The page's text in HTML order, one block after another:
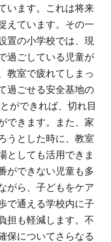
います。これは将来
えています。その一
置の小学校では、現
過ごしている児童が
教室で疲れてしまっ
過ごせる安全基地の
ができれば、切れ目
できます。また、家
うとした時に、教室
としても活用できま
ができない児童も多
がら、子どもをケア
で通える学校内に子
担も軽減します。不
保についてさらなる